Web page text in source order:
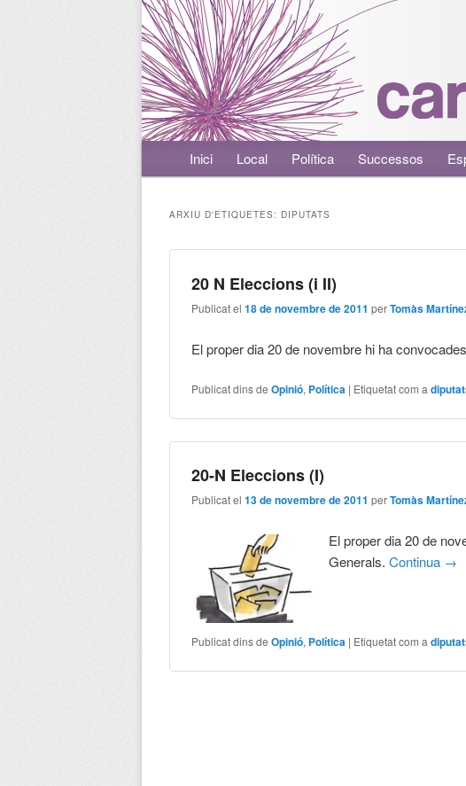
Menú principalAneu al contingut principal
Aneu al contingut secundari
Inici Local Política Successos
ARXIU D'ETIQUETES: DIPUTATS
20 N Eleccions (i II)
Publicat el18 de novembre de 2011 perTomàs
El proper dia 20 de novembre hi ha
Publicat dins de Opinió, Política | Etiquetat com a
20-N Eleccions (I)
Publicat el13 de novembre de 2011 perTomàs
El proper dia 20 de
Generals.Continua →
Publicat dins de Opinió, Política | Etiquetat com a